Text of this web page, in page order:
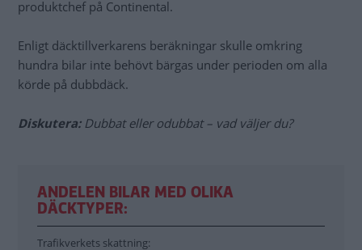
produktchef på Continental.
Enligt däcktillverkarens beräkningar skulle omkring
hundra bilar inte behövt bärgas under perioden om alla
körde på dubbdäck.
Diskutera: Dubbat eller odubbat – vad väljer du?
ANDELEN BILAR MED OLIKA
DÄCKTYPER:
Trafikverkets skattning: